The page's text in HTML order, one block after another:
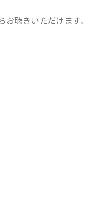
お聴きいただけます。